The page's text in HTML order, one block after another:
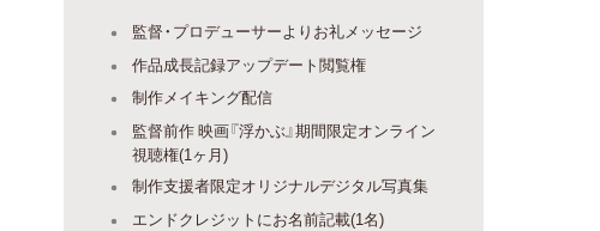
監督・プロデューサーよりお礼メッセージ
作品成長記録アップデート閲覧権
制作メイキング配信
監督前作 映画『浮かぶ』期間限定オンライン
視聴権(1ヶ月)
制作支援者限定オリジナルデジタル写真集
エンドクレジットにお名前記載(1名)